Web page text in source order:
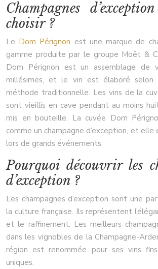
Champagnes
choisir ?
Le Dom Pérignon est une marque de
gamme produite par le groupe Moët &
Dom Pérignon est un assemblage de
millésimes, et le vin est élaboré
méthode traditionnelle. Les vins de la
sont vieillis en cave pendant au moins
mis en bouteille. La cuvée Dom
comme un champagne d’exception, et
lors de grands événements.
Pourquoi découvrir les
d’exception ?
Les champagnes d’exception sont une
la culture française. Ils représentent
et le raffinement. Les meilleurs
dans les vignobles de la Champagne-
région est renommée pour ses vins
uniques.